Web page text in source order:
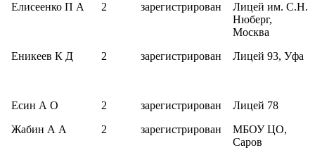
Елисеенко П А
2 зарегистрирован
Лицей им. С.Н.
Нюберг,
Москва
Еникеев К Д
2 зарегистрирован Лицей 93, Уфа
Есин А О 2 зарегистрирован
Лицей 78
Жабин А А
2 зарегистрирован
МБОУ ЦО,
Саров